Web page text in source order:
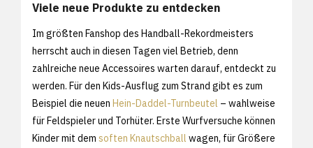
Viele neue Produkte zu entdecken
Im größten Fanshop des Handball-Rekordmeisters
herrscht auch in diesen Tagen viel Betrieb, denn
zahlreiche neue Accessoires warten darauf, entdeckt zu
werden. Für den Kids-Ausflug zum Strand gibt es zum
Beispiel die neuen Hein-Daddel-Turnbeutel – wahlweise
für Feldspieler und Torhüter. Erste Wurfversuche können
Kinder mit dem soften Knautschball wagen, für Größere